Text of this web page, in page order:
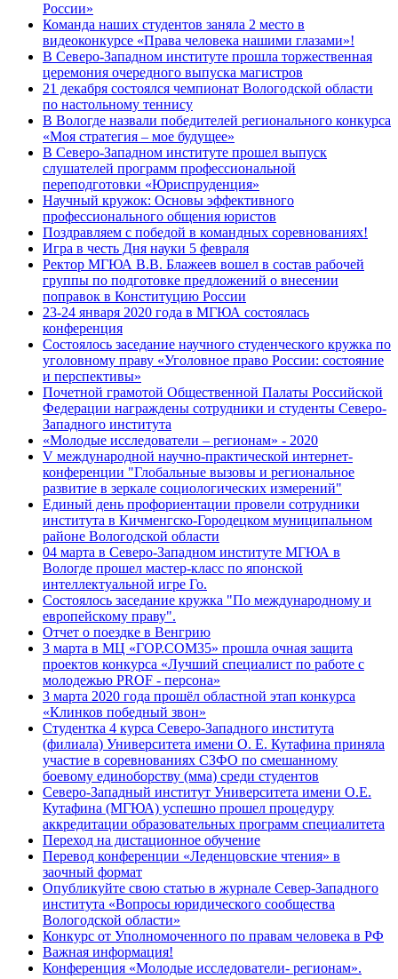
России»
Команда наших студентов заняла 2 место в
видеоконкурсе «Права человека нашими глазами»!
В Северо-Западном институте прошла торжественная
церемония очередного выпуска магистров
21 декабря состоялся чемпионат Вологодской области
по настольному теннису
В Вологде назвали победителей регионального конкурса
«Моя стратегия – мое будущее»
В Северо-Западном институте прошел выпуск
слушателей программ профессиональной
переподготовки «Юриспруденция»
Научный кружок: Основы эффективного
профессионального общения юристов
Поздравляем с победой в командных соревнованиях!
Игра в честь Дня науки 5 февраля
Ректор МГЮА В.В. Блажеев вошел в состав рабочей
группы по подготовке предложений о внесении
поправок в Конституцию России
23-24 января 2020 года в МГЮА состоялась
конференция
Состоялось заседание научного студенческого кружка по
уголовному праву «Уголовное право России: состояние
и перспективы»
Почетной грамотой Общественной Палаты Российской
Федерации награждены сотрудники и студенты Северо-
Западного института
«Молодые исследователи – регионам» - 2020
V международной научно-практической интернет-
конференции "Глобальные вызовы и региональное
развитие в зеркале социологических измерений"
Единый день профориентации провели сотрудники
института в Кичменгско-Городецком муниципальном
районе Вологодской области
04 марта в Северо-Западном институте МГЮА в
Вологде прошел мастер-класс по японской
интеллектуальной игре Го.
Состоялось заседание кружка "По международному и
европейскому праву".
Отчет о поездке в Венгрию
3 марта в МЦ «ГОР.СОМ35» прошла очная защита
проектов конкурса «Лучший специалист по работе с
молодежью PROF - персона»
3 марта 2020 года прошёл областной этап конкурса
«Клинков победный звон»
Студентка 4 курса Северо-Западного института
(филиала) Университета имени О. Е. Кутафина приняла
участие в соревнованиях СЗФО по смешанному
боевому единоборству (мма) среди студентов
Северо-Западный институт Университета имени О.Е.
Кутафина (МГЮА) успешно прошел процедуру
аккредитации образовательных программ специалитета
Переход на дистационное обучение
Перевод конференции «Леденцовские чтения» в
заочный формат
Опубликуйте свою статью в журнале Север-Западного
института «Вопросы юридического сообщества
Вологодской области»
Конкурс от Уполномоченного по правам человека в РФ
Важная информация!
Конференция «Молодые исследователи- регионам».